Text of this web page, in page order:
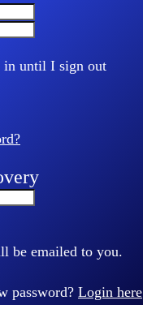
in until I sign out
be emailed to you.
password? Login here